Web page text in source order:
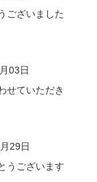
ございました
03日
せていただき
29日
うございます